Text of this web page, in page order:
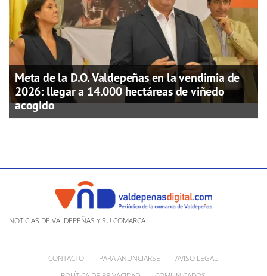
Meta de la D.O. Valdepeñas en la vendimia de
2026: llegar a 14.000 hectáreas de viñedo
acogido
NOTICIAS DE VALDEPEÑAS Y SU COMARCA
CONTACTO PARA ANUNCIARSE
AVISO LEGAL